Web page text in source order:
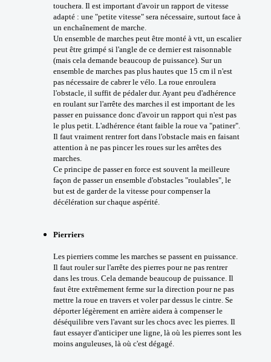
touchera. Il est important d'avoir un rapport de vitesse
adapté : une "petite vitesse" sera nécessaire, surtout face à
un enchaînement de marche.
Un ensemble de marches peut être monté à vtt, un escalier
peut être grimpé si l'angle de ce dernier est raisonnable
(mais cela demande beaucoup de puissance). Sur un
ensemble de marches pas plus hautes que 15 cm il n'est
pas nécessaire de cabrer le vélo. La roue enroulera
l'obstacle, il suffit de pédaler dur. Ayant peu d'adhérence
en roulant sur l'arrête des marches il est important de les
passer en puissance donc d'avoir un rapport qui n'est pas
le plus petit. L'adhérence étant faible la roue va "patiner".
Il faut vraiment rentrer fort dans l'obstacle mais en faisant
attention à ne pas pincer les roues sur les arrêtes des
marches.
Ce principe de passer en force est souvent la meilleure
façon de passer un ensemble d'obstacles "roulables", le
but est de garder de la vitesse pour compenser la
décélération sur chaque aspérité.
Pierriers
Les pierriers comme les marches se passent en puissance.
Il faut rouler sur l'arrête des pierres pour ne pas rentrer
dans les trous. Cela demande beaucoup de puissance. Il
faut être extrêmement ferme sur la direction pour ne pas
mettre la roue en travers et voler par dessus le cintre. Se
déporter légèrement en arrière aidera à compenser le
déséquilibre vers l'avant sur les chocs avec les pierres. Il
faut essayer d'anticiper une ligne, là où les pierres sont les
moins anguleuses, là où c'est dégagé.